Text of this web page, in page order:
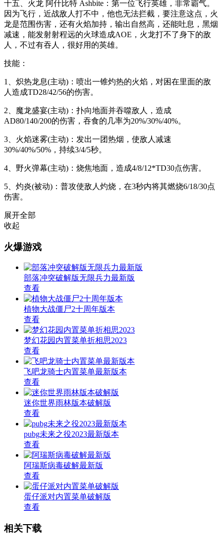
十五、火龙 阿什比特 Ashbite：第一位飞行英雄，非常霸气。
因为飞行，近战敌人打不中，他也无法拦截，要注意这点，火
龙是范围伤害，还有火焰加持，输出自然高，还能吐息，黑烟
减速，能发射射程远的火球造成AOE，火龙打不了身下的敌
人，不过有吞人，很好用的英雄。
技能：
1、炽热龙息(主动)：喷出一锥灼热的火焰，对困在里面的敌
人造成TD28/42/56的伤害。
2、魔龙盛宴(主动)：扑向地面并吞噬敌人，造成
AD80/140/200的伤害，吞食的几率为20%/30%/40%。
3、火焰迷雾(主动)：发出一团热烟，使敌人减速
30%/40%/50%，持续3/4/5秒。
4、野火弹幕(主动)：烧焦地面，造成4/8/12*TD30点伤害。
5、灼炎(被动)：普攻使敌人灼烧，在3秒内将其燃烧6/18/30点
伤害。
展开全部
收起
火爆游戏
部落冲突破解版无限兵力最新版
查看
植物大战僵尸2十周年版本
查看
梦幻花园内置菜单折相思2023
查看
飞吧龙骑士内置菜单最新版本
查看
迷你世界雨林版本破解版
查看
pubg未来之役2023最新版本
查看
阿瑞斯病毒破解最新版
查看
蛋仔派对内置菜单破解版
查看
相关下载